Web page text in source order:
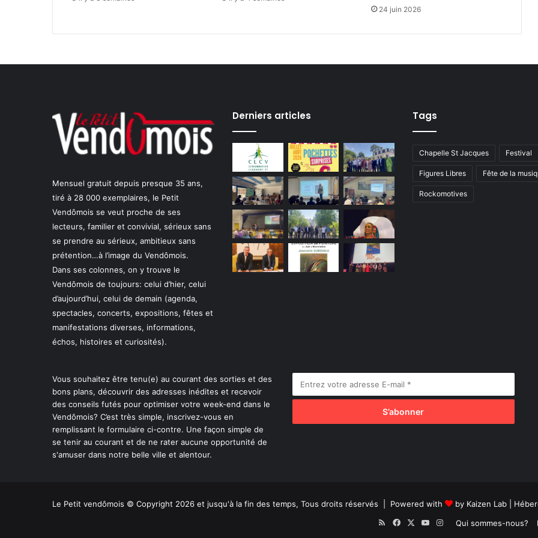
a
g
é
24 juin 2026
Mensuel gratuit depuis presque 35 ans,
tiré à 28 000 exemplaires, le Petit
Vendômois se veut proche de ses
lecteurs, familier et convivial, sérieux sans
se prendre au sérieux, ambitieux sans
prétention…à l’image du Vendômois.
Dans ses colonnes, on y trouve le
Vendômois de toujours: celui d’hier, celui
d’aujourd’hui, celui de demain (agenda,
spectacles, concerts, expositions, fêtes et
manifestations diverses, informations,
échos, histoires et curiosités).
Derniers articles Tags
Chapelle St Jacques Festival
Figures Libres Fête de la
Rockomotives
Vous souhaitez être tenu(e) au courant des sorties et des
bons plans, découvrir des adresses inédites et recevoir
des conseils futés pour optimiser votre week-end dans le
Vendômois? C’est très simple, inscrivez-vous en
remplissant le formulaire ci-contre. Une façon simple de
se tenir au courant et de ne rater aucune opportunité de
s'amuser dans notre belle ville et alentour.
Le Petit vendômois © Copyright 2026 et jusqu'à la fin des temps, Tous droits réservés | Powered with by Kaizen Lab |
Qui sommes-nous?
RSSFacebookYouTube
Instagram